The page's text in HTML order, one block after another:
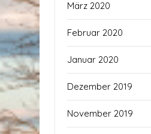
März 2020
Februar 2020
Januar 2020
Dezember 2019
November 2019